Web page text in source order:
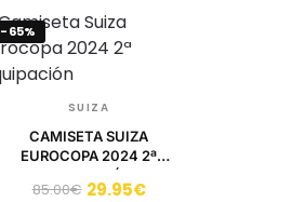
-65%
SUIZA
CAMISETA SUIZA
EUROCOPA 2024 2ª
EQUIPACIÓN
85.00€ 29.95€